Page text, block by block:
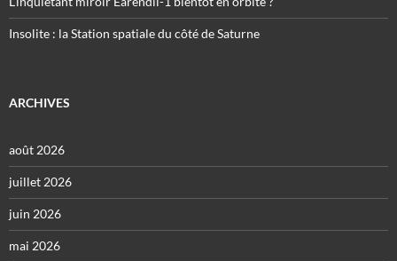
Insolite : la Station spatiale du côté de Saturne
ARCHIVES
août 2026
juillet 2026
juin 2026
mai 2026